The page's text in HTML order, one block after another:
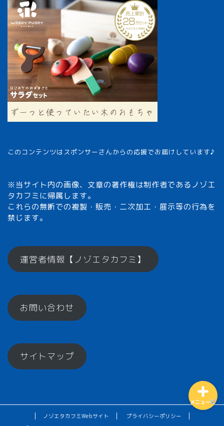
このコンテンツはスポンサーさんからの応援でお届けしています♪
※当サイト内の画像、文章の著作権は制作者であるノゾエ
タカフミに帰属します。
これらの無断での複製・販売・二次加工・展示等の行為を
禁じます。
運営者情報【ノゾエタカフミ】
お問い合わせ
サイトマップ
ノゾエタカフミWebサイト
プライバシーポリシー
メニュー
メモざるとは？